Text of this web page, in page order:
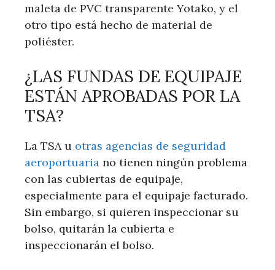
maleta de PVC transparente Yotako, y el
otro tipo está hecho de material de
poliéster.
¿LAS FUNDAS DE EQUIPAJE
ESTÁN APROBADAS POR LA
TSA?
La TSA u otras agencias de seguridad
aeroportuaria no tienen ningún problema
con las cubiertas de equipaje,
especialmente para el equipaje facturado.
Sin embargo, si quieren inspeccionar su
bolso, quitarán la cubierta e
inspeccionarán el bolso.